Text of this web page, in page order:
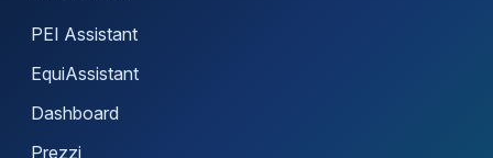
PEI Assistant
EquiAssistant
Dashboard
Prezzi